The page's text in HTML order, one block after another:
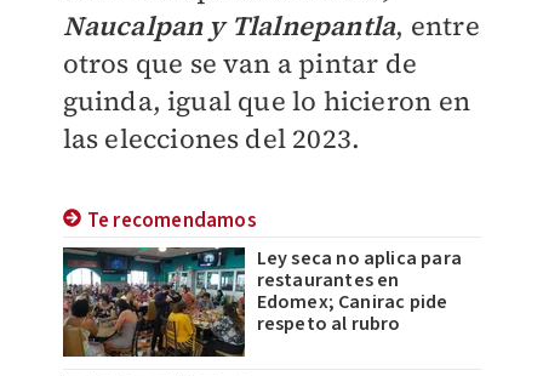
Naucalpan y Tlalnepantla, entre
otros que se van a pintar de
guinda, igual que lo hicieron en
las elecciones del 2023.
Te recomendamos
Ley seca no aplica para
restaurantes en
Edomex; Canirac pide
respeto al rubro